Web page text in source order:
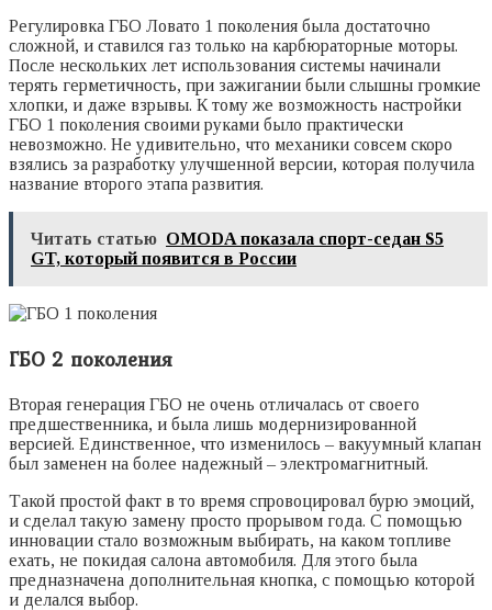
Регулировка ГБО Ловато 1 поколения была достаточно
сложной, и ставился газ только на карбюраторные моторы.
После нескольких лет использования системы начинали
терять герметичность, при зажигании были слышны громкие
хлопки, и даже взрывы. К тому же возможность настройки
ГБО 1 поколения своими руками было практически
невозможно. Не удивительно, что механики совсем скоро
взялись за разработку улучшенной версии, которая получила
название второго этапа развития.
Читать статью OMODA показала спорт-седан S5
GT, который появится в России
ГБО 2 поколения
Вторая генерация ГБО не очень отличалась от своего
предшественника, и была лишь модернизированной
версией. Единственное, что изменилось – вакуумный клапан
был заменен на более надежный – электромагнитный.
Такой простой факт в то время спровоцировал бурю эмоций,
и сделал такую замену просто прорывом года. С помощью
инновации стало возможным выбирать, на каком топливе
ехать, не покидая салона автомобиля. Для этого была
предназначена дополнительная кнопка, с помощью которой
и делался выбор.